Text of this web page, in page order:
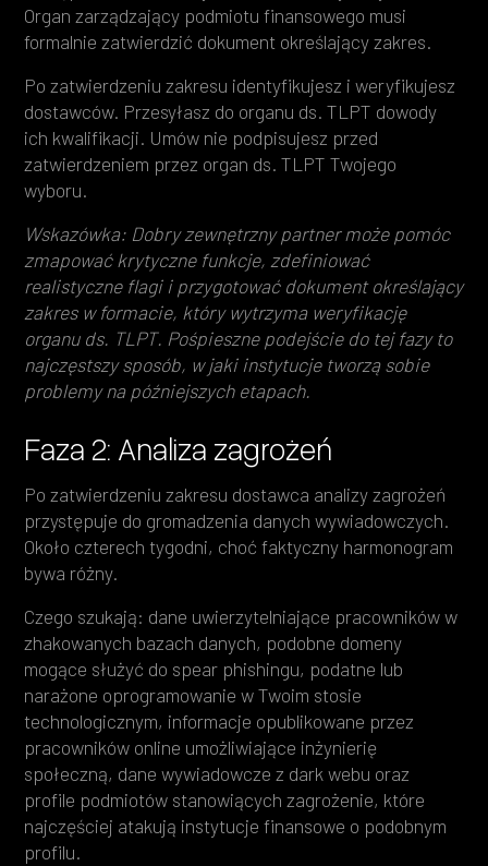
Organ zarządzający podmiotu finansowego musi
formalnie zatwierdzić dokument określający zakres.
Po zatwierdzeniu zakresu identyfikujesz i weryfikujesz
dostawców. Przesyłasz do organu ds. TLPT dowody
ich kwalifikacji. Umów nie podpisujesz przed
zatwierdzeniem przez organ ds. TLPT Twojego
wyboru.
Wskazówka: Dobry zewnętrzny partner może pomóc
zmapować krytyczne funkcje, zdefiniować
realistyczne flagi i przygotować dokument określający
zakres w formacie, który wytrzyma weryfikację
organu ds. TLPT. Pośpieszne podejście do tej fazy to
najczęstszy sposób, w jaki instytucje tworzą sobie
problemy na późniejszych etapach.
Faza 2: Analiza zagrożeń
Po zatwierdzeniu zakresu dostawca analizy zagrożeń
przystępuje do gromadzenia danych wywiadowczych.
Około czterech tygodni, choć faktyczny harmonogram
bywa różny.
Czego szukają: dane uwierzytelniające pracowników w
zhakowanych bazach danych, podobne domeny
mogące służyć do spear phishingu, podatne lub
narażone oprogramowanie w Twoim stosie
technologicznym, informacje opublikowane przez
pracowników online umożliwiające inżynierię
społeczną, dane wywiadowcze z dark webu oraz
profile podmiotów stanowiących zagrożenie, które
najczęściej atakują instytucje finansowe o podobnym
profilu.